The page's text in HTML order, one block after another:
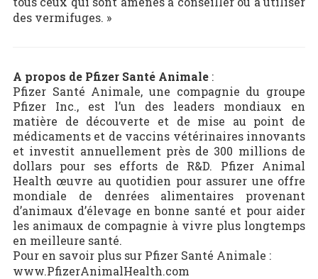
des vermifuges. »
A propos de Pfizer Santé Animale:
Pfizer Santé Animale, une compagnie du groupe
Pfizer Inc., est l’un des leaders mondiaux en
matière de découverte et de mise au point de
médicaments et de vaccins vétérinaires innovants
et investit annuellement près de 300 millions de
dollars pour ses efforts de R&D. Pfizer Animal
Health œuvre au quotidien pour assurer une offre
mondiale de denrées alimentaires provenant
d’animaux d’élevage en bonne santé et pour aider
les animaux de compagnie à vivre plus longtemps
en meilleure santé.
Pour en savoir plus sur Pfizer Santé Animale :
www.PfizerAnimalHealth.com